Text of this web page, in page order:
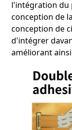
l'intégration du
conception de
conception de
d'intégrer
améliorant